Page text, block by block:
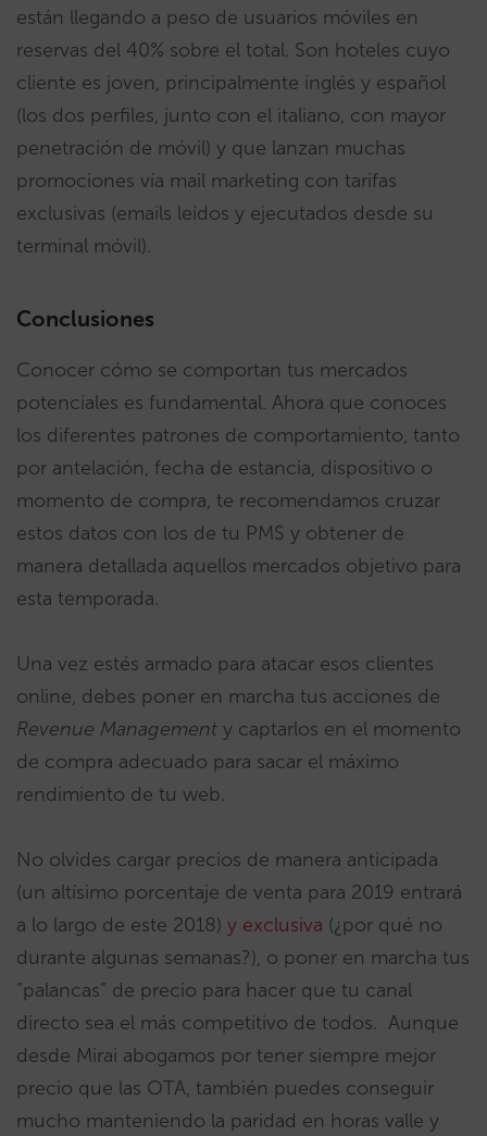
están llegando a peso de usuarios móviles en
reservas del 40% sobre el total. Son hoteles cuyo
cliente es joven, principalmente inglés y español
(los dos perfiles, junto con el italiano, con mayor
penetración de móvil) y que lanzan muchas
promociones vía mail marketing con tarifas
exclusivas (emails leídos y ejecutados desde su
terminal móvil).
Conclusiones
Conocer cómo se comportan tus mercados
potenciales es fundamental. Ahora que conoces
los diferentes patrones de comportamiento, tanto
por antelación, fecha de estancia, dispositivo o
momento de compra, te recomendamos cruzar
estos datos con los de tu PMS y obtener de
manera detallada aquellos mercados objetivo para
esta temporada.
Una vez estés armado para atacar esos clientes
online, debes poner en marcha tus acciones de
Revenue Management y captarlos en el momento
de compra adecuado para sacar el máximo
rendimiento de tu web.
No olvides cargar precios de manera anticipada
(un altísimo porcentaje de venta para 2019 entrará
a lo largo de este 2018) y exclusiva (¿por qué no
durante algunas semanas?), o poner en marcha tus
“palancas” de precio para hacer que tu canal
directo sea el más competitivo de todos. Aunque
desde Mirai abogamos por tener siempre mejor
precio que las OTA, también puedes conseguir
mucho manteniendo la paridad en horas valle y